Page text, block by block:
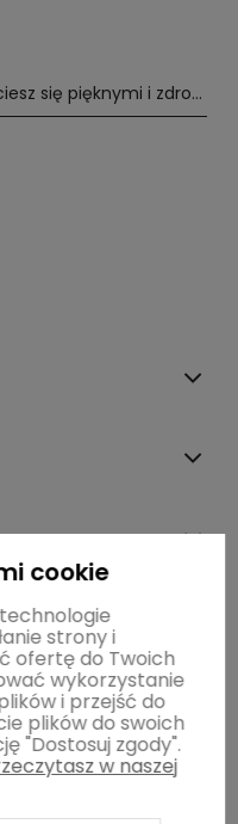
się pięknymi i
cookie
strony i
ofertę do Twoich
wykorzystanie
i przejść do
plików do swoich
"Dostosuj zgody".
w naszej